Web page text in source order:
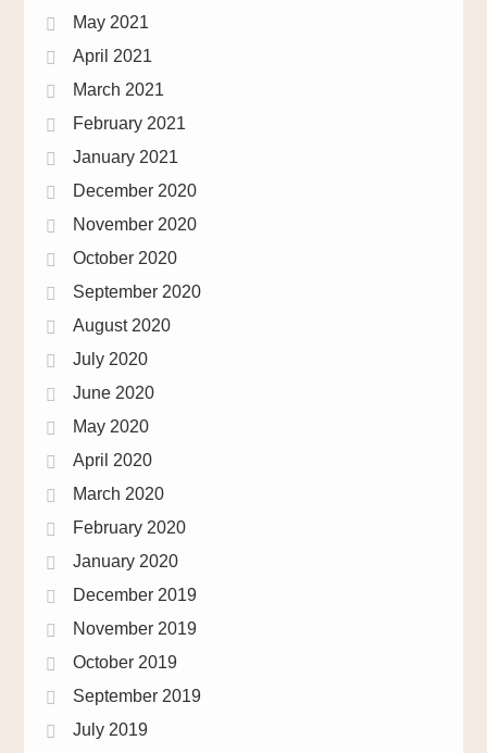
May 2021
April 2021
March 2021
February 2021
January 2021
December 2020
November 2020
October 2020
September 2020
August 2020
July 2020
June 2020
May 2020
April 2020
March 2020
February 2020
January 2020
December 2019
November 2019
October 2019
September 2019
July 2019